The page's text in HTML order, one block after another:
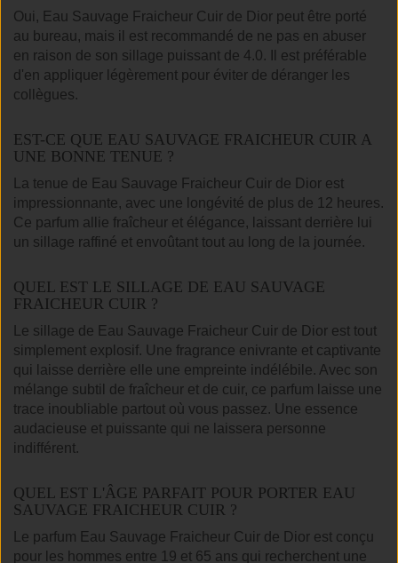
Oui, Eau Sauvage Fraicheur Cuir de Dior peut être porté
au bureau, mais il est recommandé de ne pas en abuser
en raison de son sillage puissant de 4.0. Il est préférable
d'en appliquer légèrement pour éviter de déranger les
collègues.
EST-CE QUE EAU SAUVAGE FRAICHEUR CUIR A
UNE BONNE TENUE ?
La tenue de Eau Sauvage Fraicheur Cuir de Dior est
impressionnante, avec une longévité de plus de 12 heures.
Ce parfum allie fraîcheur et élégance, laissant derrière lui
un sillage raffiné et envoûtant tout au long de la journée.
QUEL EST LE SILLAGE DE EAU SAUVAGE
FRAICHEUR CUIR ?
Le sillage de Eau Sauvage Fraicheur Cuir de Dior est tout
simplement explosif. Une fragrance enivrante et captivante
qui laisse derrière elle une empreinte indélébile. Avec son
mélange subtil de fraîcheur et de cuir, ce parfum laisse une
trace inoubliable partout où vous passez. Une essence
audacieuse et puissante qui ne laissera personne
indifférent.
QUEL EST L'ÂGE PARFAIT POUR PORTER EAU
SAUVAGE FRAICHEUR CUIR ?
Le parfum Eau Sauvage Fraicheur Cuir de Dior est conçu
pour les hommes entre 19 et 65 ans qui recherchent une